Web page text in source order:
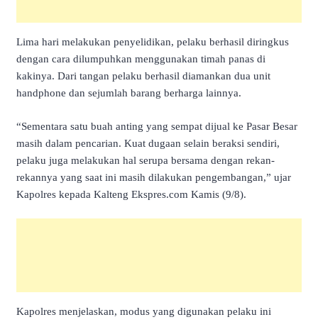
Lima hari melakukan penyelidikan, pelaku berhasil diringkus
dengan cara dilumpuhkan menggunakan timah panas di
kakinya. Dari tangan pelaku berhasil diamankan dua unit
handphone dan sejumlah barang berharga lainnya.
“Sementara satu buah anting yang sempat dijual ke Pasar Besar
masih dalam pencarian. Kuat dugaan selain beraksi sendiri,
pelaku juga melakukan hal serupa bersama dengan rekan-
rekannya yang saat ini masih dilakukan pengembangan,” ujar
Kapolres kepada Kalteng Ekspres.com Kamis (9/8).
Kapolres menjelaskan, modus yang digunakan pelaku ini